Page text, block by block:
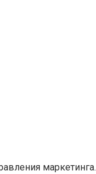
маркетинга.